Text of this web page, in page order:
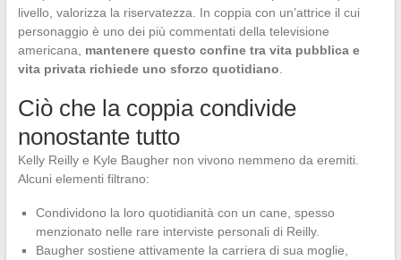
livello, valorizza la riservatezza. In coppia con un’attrice il cui
personaggio è uno dei più commentati della televisione
americana, mantenere questo confine tra vita pubblica e
vita privata richiede uno sforzo quotidiano.
Ciò che la coppia condivide
nonostante tutto
Kelly Reilly e Kyle Baugher non vivono nemmeno da eremiti.
Alcuni elementi filtrano:
Condividono la loro quotidianità con un cane, spesso
menzionato nelle rare interviste personali di Reilly.
Baugher sostiene attivamente la carriera di sua moglie,